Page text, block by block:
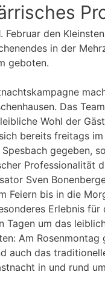
Februar den
in der
geboten.
Das
Wohl der
bereits freitags
gegeben,
Professionalität
Sven
Feiern bis in die
Erlebnis
um das
Am
auch das
in und rund